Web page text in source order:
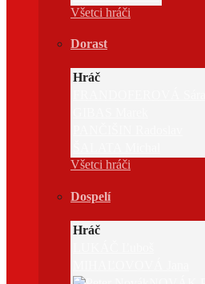
Všetci hráči
Dorast
Hráč
Všetci hráči
Dospelí
Hráč